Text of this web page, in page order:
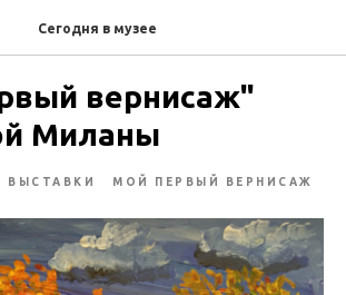
Сегодня в музее
вернисаж"
Миланы
ВЫСТАВКИ МОЙ ПЕРВЫЙ ВЕРНИСАЖ